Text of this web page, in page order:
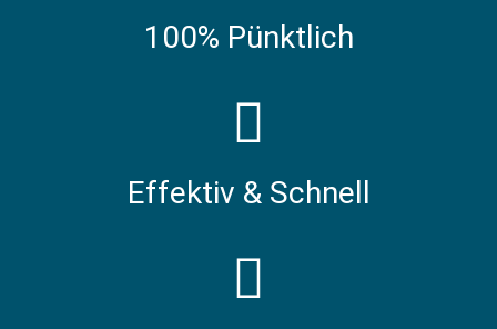
100% Pünktlich
Effektiv & Schnell